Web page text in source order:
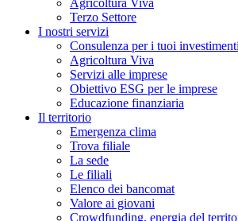
Agricoltura Viva
Terzo Settore
I nostri servizi
Consulenza per i tuoi investimenti
Agricoltura Viva
Servizi alle imprese
Obiettivo ESG per le imprese
Educazione finanziaria
Il territorio
Emergenza clima
Trova filiale
La sede
Le filiali
Elenco dei bancomat
Valore ai giovani
Crowdfunding, energia del